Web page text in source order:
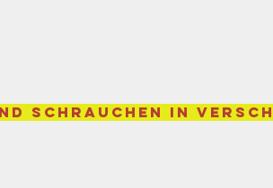
Schrauchen in